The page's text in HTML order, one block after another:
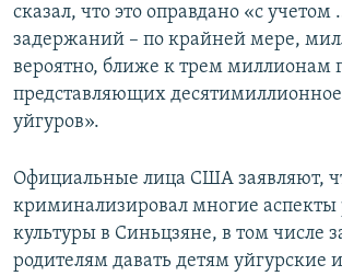
сказал, что это оправдано «с
задержаний – по крайней мере,
вероятно, ближе к трем миллионам
представляющих
уйгуров».
Официальные лица США заявляют,
криминализировал многие аспекты
культуры в Синьцзяне, в том числе
родителям давать детям уйгурские